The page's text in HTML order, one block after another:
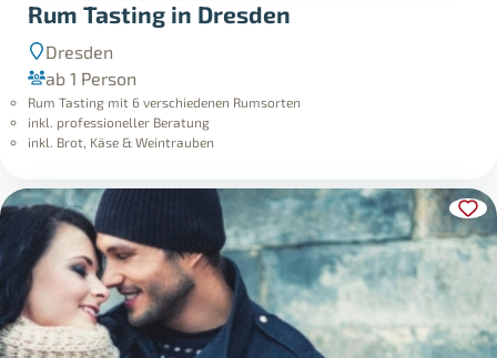
Rum Tasting in Dresden
Dresden
ab 1 Person
Rum Tasting mit 6 verschiedenen Rumsorten
inkl. professioneller Beratung
inkl. Brot, Käse & Weintrauben